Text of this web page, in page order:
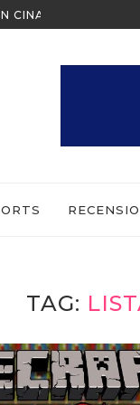
ALL’ULTIMO
TAG: